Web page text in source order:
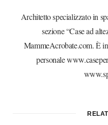
Architetto specializzato in
sezione “Case ad
MammeAcrobate.com. È
personale